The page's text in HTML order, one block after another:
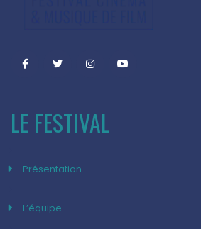
LE FESTIVAL
Présentation
L’équipe